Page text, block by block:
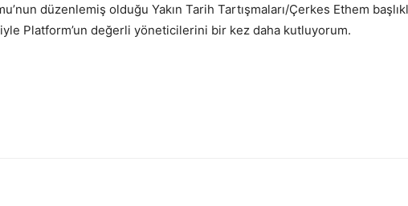
düzenlemiş olduğu Yakın Tarih Tartışmaları/Çerkes Ethem
Platform’un değerli yöneticilerini bir kez daha kutluyorum.